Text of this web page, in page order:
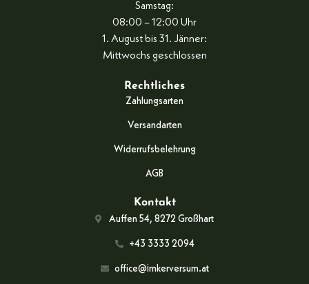
Samstag:
08:00 – 12:00 Uhr
1. August bis 31. Jänner:
Mittwochs geschlossen
Rechtliches
Zahlungsarten
Versandarten
Widerrufsbelehrung
AGB
Kontakt
Auffen 54, 8272 Großhart
+43 3333 2094
office@imkerversum.at